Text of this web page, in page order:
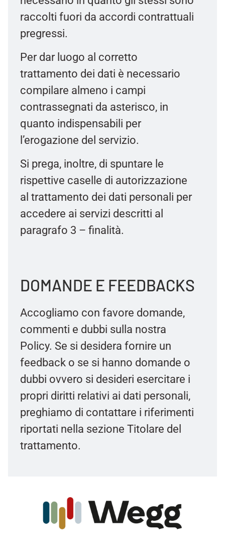
raccolti fuori da accordi contrattuali
pregressi.
Per dar luogo al corretto
trattamento dei dati è necessario
compilare almeno i campi
contrassegnati da asterisco, in
quanto indispensabili per
l’erogazione del servizio.
Si prega, inoltre, di spuntare le
rispettive caselle di autorizzazione
al trattamento dei dati personali per
accedere ai servizi descritti al
paragrafo 3 – finalità.
DOMANDE E FEEDBACKS
Accogliamo con favore domande,
commenti e dubbi sulla nostra
Policy. Se si desidera fornire un
feedback o se si hanno domande o
dubbi ovvero si desideri esercitare i
propri diritti relativi ai dati personali,
preghiamo di contattare i riferimenti
riportati nella sezione Titolare del
trattamento.